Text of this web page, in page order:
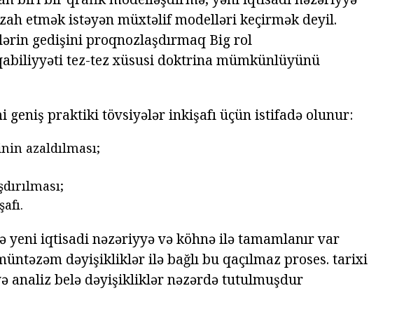
etmək istəyən müxtəlif modelləri keçirmək deyil.
gedişini proqnozlaşdırmaq Big rol
tez-tez xüsusi doktrina mümkünlüyünü
geniş praktiki tövsiyələr inkişafı üçün istifadə olunur:
azaldılması;
yeni iqtisadi nəzəriyyə və köhnə ilə tamamlanır var
dəyişikliklər ilə bağlı bu qaçılmaz proses. tarixi
analiz belə dəyişikliklər nəzərdə tutulmuşdur